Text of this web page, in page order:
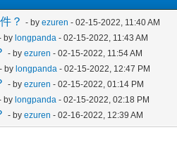
？ - byezuren - 02-15-2022, 11:40 AM
bylongpanda - 02-15-2022, 11:43 AM
- byezuren - 02-15-2022, 11:54 AM
- bylongpanda - 02-15-2022, 12:47 PM
- byezuren - 02-15-2022, 01:14 PM
bylongpanda - 02-15-2022, 02:18 PM
- byezuren - 02-16-2022, 12:39 AM